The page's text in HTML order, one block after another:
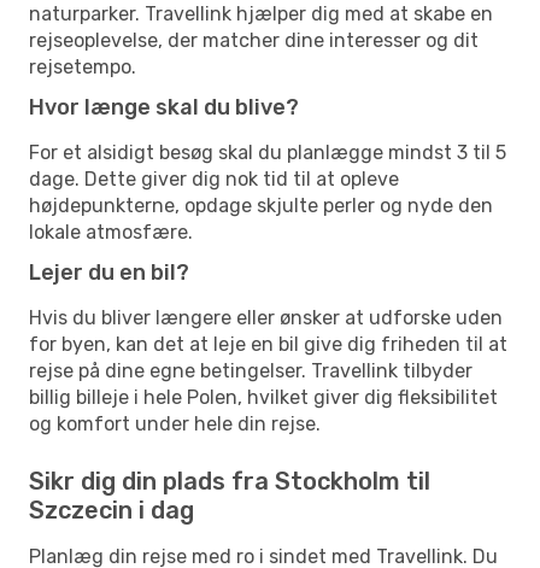
naturparker. Travellink hjælper dig med at skabe en
rejseoplevelse, der matcher dine interesser og dit
rejsetempo.
Hvor længe skal du blive?
For et alsidigt besøg skal du planlægge mindst 3 til 5
dage. Dette giver dig nok tid til at opleve
højdepunkterne, opdage skjulte perler og nyde den
lokale atmosfære.
Lejer du en bil?
Hvis du bliver længere eller ønsker at udforske uden
for byen, kan det at leje en bil give dig friheden til at
rejse på dine egne betingelser. Travellink tilbyder
billig billeje i hele Polen, hvilket giver dig fleksibilitet
og komfort under hele din rejse.
Sikr dig din plads fra Stockholm til
Szczecin i dag
Planlæg din rejse med ro i sindet med Travellink. Du